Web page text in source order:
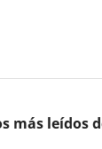
más leídos